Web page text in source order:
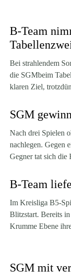
B-Team
Bei strahlendem
die SGMbeim
klaren Ziel,
SGM
Nach drei Spielen
nachlegen. Gegen
Gegner tat sich die
B-Team
Im Kreisliga B5-
Blitzstart. Bereits
Krumme Ebene
SGM mit